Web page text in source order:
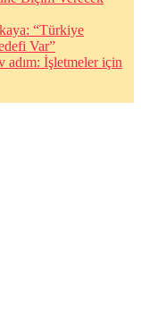
“Türkiye
Var”
adım: İşletmeler için